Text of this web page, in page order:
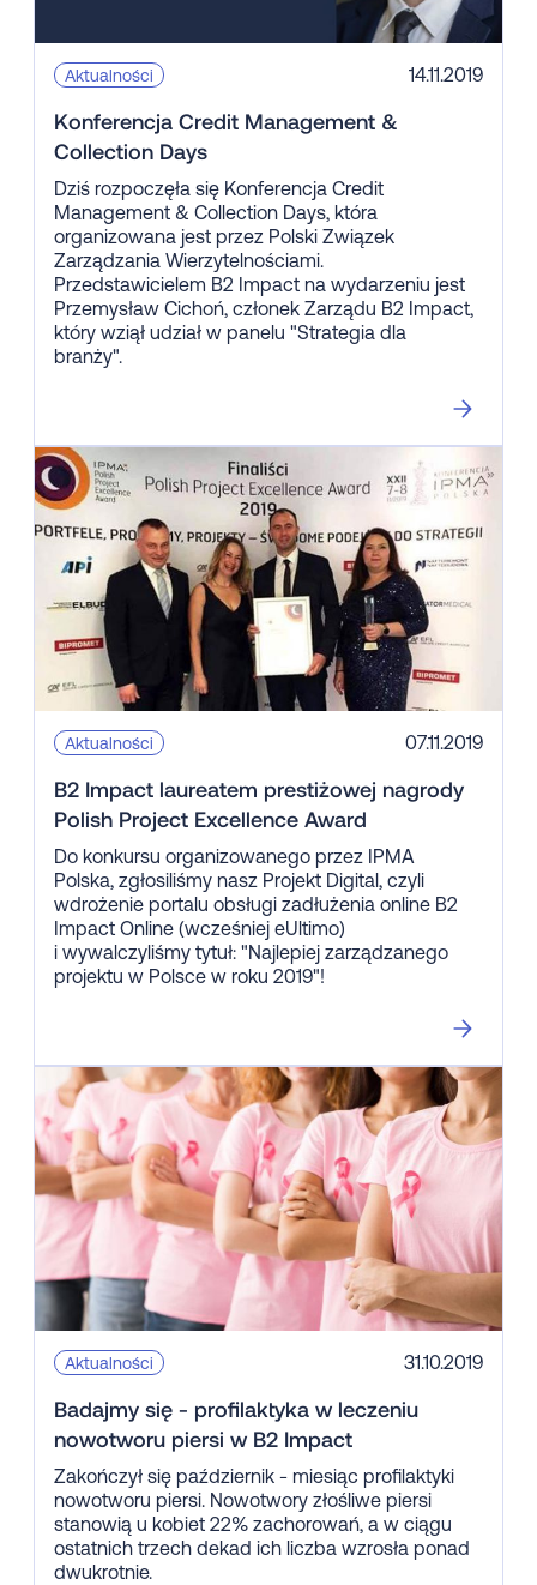
Aktualności 14.11.2019
Konferencja Credit Management &
Collection Days
Dziś rozpoczęła się Konferencja Credit
Management & Collection Days, która
organizowana jest przez Polski Związek
Zarządzania Wierzytelnościami.
Przedstawicielem B2 Impact na wydarzeniu jest
Przemysław Cichoń, członek Zarządu B2 Impact,
który wziął udział w panelu "Strategia dla
branży".
Aktualności 07.11.2019
B2 Impact laureatem prestiżowej nagrody
Polish Project Excellence Award
Do konkursu organizowanego przez IPMA
Polska, zgłosiliśmy nasz Projekt Digital, czyli
wdrożenie portalu obsługi zadłużenia online B2
Impact Online (wcześniej eUltimo)
i wywalczyliśmy tytuł: "Najlepiej zarządzanego
projektu w Polsce w roku 2019"!
Aktualności 31.10.2019
Badajmy się - profilaktyka w leczeniu
nowotworu piersi w B2 Impact
Zakończył się październik - miesiąc profilaktyki
nowotworu piersi. Nowotwory złośliwe piersi
stanowią u kobiet 22% zachorowań, a w ciągu
ostatnich trzech dekad ich liczba wzrosła ponad
dwukrotnie.